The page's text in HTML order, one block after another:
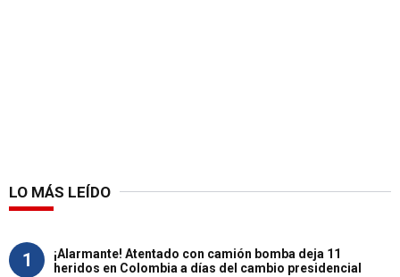
LO MÁS LEÍDO
1
¡Alarmante! Atentado con camión bomba deja 11
heridos en Colombia a días del cambio presidencial